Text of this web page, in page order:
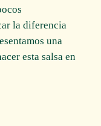
la diferencia
una
esta salsa en